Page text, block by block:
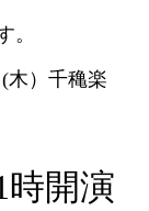
。
木）千穐楽
時開演